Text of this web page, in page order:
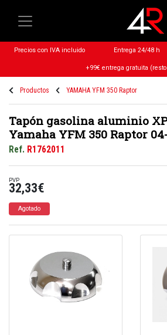
Precios con IVA incluido Entrega 24/48 h
+99€ entrega gratuita
Productos YAMAHA YFM 350 Raptor
Tapón gasolina aluminio
Yamaha YFM 350 Raptor
Ref. R1762011
PVP
32,33€
Agotado